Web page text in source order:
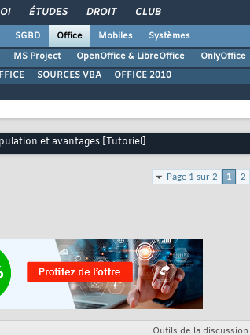
ÉTUDES DROIT CLUB
SGBD Office Mobiles
Systèmes
MS Project OpenOffice & LibreOffice
OnlyOffice
SOURCES VBA OFFICE 2010
et avantages [Tutoriel]
Page 1 sur 2 1 2
Outils de la discussion